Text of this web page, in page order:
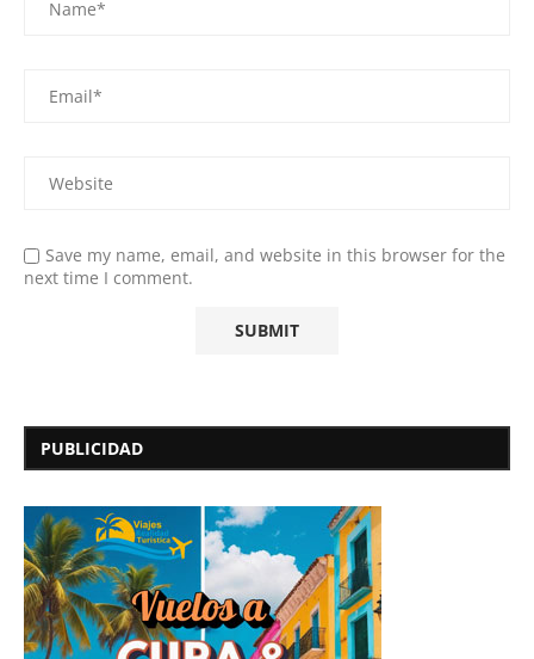
Save my name, email, and website in this browser for the
next time I comment.
PUBLICIDAD